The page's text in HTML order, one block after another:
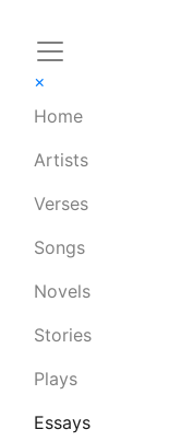
×
Home
Artists
Verses
Songs
Novels
Stories
Plays
Essays